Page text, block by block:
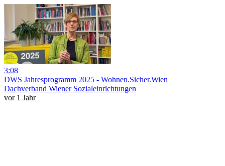
3:08
DWS Jahresprogramm 2025 - Wohnen.Sicher.Wien
Dachverband Wiener Sozialeinrichtungen
vor 1 Jahr